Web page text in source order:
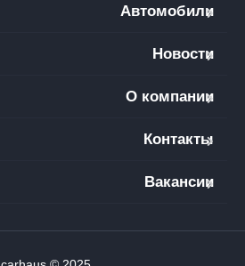
Автомобили
Новости
О компании
Контакты
Вакансии